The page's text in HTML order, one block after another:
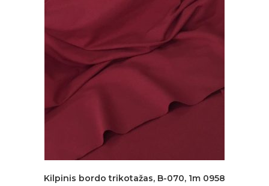
Kilpinis bordo trikotažas, B-070, 1m 0958